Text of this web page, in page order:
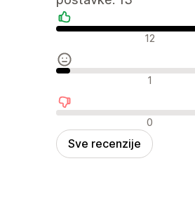
Pozitivne recenzije
12
Neutralne recenzije
1
Negativne recenzije
0
Sve recenzije